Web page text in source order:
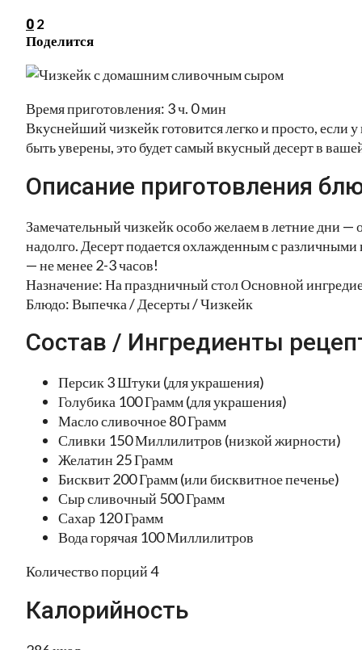
0 2
Поделится
Время приготовления: 3 ч. 0 мин
Вкуснейший чизкейк готовится легко и просто,
быть уверены, это будет самый вкусный десерт в
Описание приготовления
Замечательный чизкейк особо желаем в летние дни —
надолго. Десерт подается охлажденным с
— не менее 2-3 часов!
Назначение: На праздничный стол Основной
Блюдо: Выпечка / Десерты / Чизкейк
Состав / Ингредиенты
Персик 3 Штуки (для украшения)
Голубика 100 Грамм (для украшения)
Масло сливочное 80 Грамм
Сливки 150 Миллилитров (низкой жирности)
Желатин 25 Грамм
Бисквит 200 Грамм (или бисквитное печенье)
Сыр сливочный 500 Грамм
Сахар 120 Грамм
Вода горячая 100 Миллилитров
Количество порций 4
Калорийность